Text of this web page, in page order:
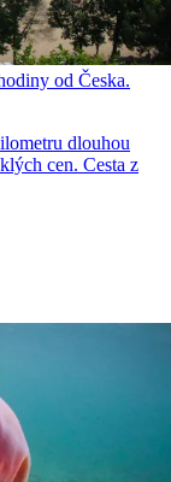
od Česka.
dlouhou
cen. Cesta z